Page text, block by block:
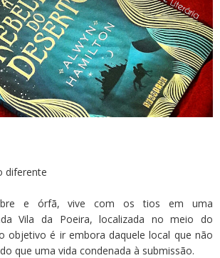
diferente
e órfã, vive com os tios em uma
Vila da Poeira, localizada no meio do
objetivo é ir embora daquele local que não
que uma vida condenada à submissão.